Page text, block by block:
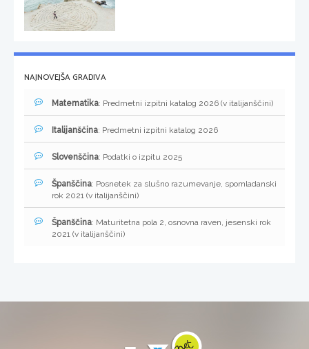
NAJNOVEJŠA GRADIVA
Matematika: Predmetni izpitni katalog 2026 (v italijanščini)
Italijanščina: Predmetni izpitni katalog 2026
Slovenščina: Podatki o izpitu 2025
Španščina: Posnetek za slušno razumevanje, spomladanski
rok 2021 (v italijanščini)
Španščina: Maturitetna pola 2, osnovna raven, jesenski rok
2021 (v italijanščini)